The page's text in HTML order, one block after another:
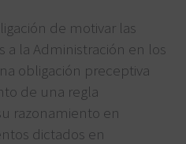
de motivar las
la Administración en los
obligación preceptiva
de una regla
razonamiento en
dictados en